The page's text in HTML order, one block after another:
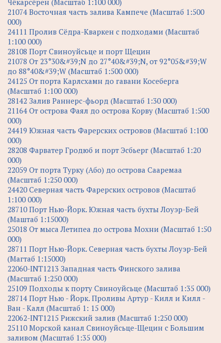
Чёкарсёрен (Масштаб 1:100 000)
21074 Восточная часть залива Кампече (Масштаб 1:500
000)
24111 Пролив Сёдра-Кваркен с подходами (Масштаб
1:100 000)
28108 Порт Свиноуйсьце и порт Щецин
21078 От 23°30&#39;N до 27°40&#39;N, от 92°05&#39;W
до 88°40&#39;W (Масштаб 1:500 000)
24125 От порта Карлсхамн до гавани Косеберга
(Масштаб 1:100 000)
28142 Залив Раннерс-фьорд (Масштаб 1:30 000)
21164 От острова Фаял до острова Корву (Масштаб 1:500
000)
24419 Южная часть Фарерских островов (Масштаб 1:100
000)
28208 Фарватер Гродюб и порт Эсбьерг (Масштаб 1:20
000)
22059 От порта Турку (Або) до острова Сааремаа
(Масштаб 1:250 000)
24420 Северная часть Фарерских островов (Масштаб
1:100 000)
28710 Порт Нью-Йорк. Южная часть бухты Лоуэр-Бей
(Маштаб 1:15000)
25018 От мыса Летипеа до острова Мохни (Масштаб 1:50
000)
28711 Порт Нью-Йорк. Северная часть бухты Лоуэр-Бей
(Магтаб 1:15000)
22060-INT1213 Западная часть Финского залива
(Масштаб 1:250 000)
25109 Подходы к порту Свиноуйсьце (Масштаб 1:35 000)
28714 Порт Нью - Йорк. Проливы Артур - Килл и Килл -
Ван - Калл (Масштаб 1: 15 000)
22062-INT1215 Рижский залив (Масштаб 1:250 000)
25110 Морской канал Свиноуйсьце-Щецин с Большим
заливом (Масштаб 1:35 000)